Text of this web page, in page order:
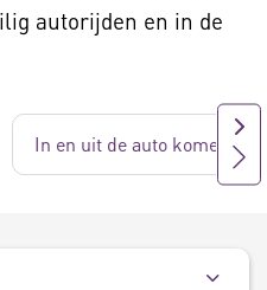
autorijden en in de
In en uit de auto komen (7)